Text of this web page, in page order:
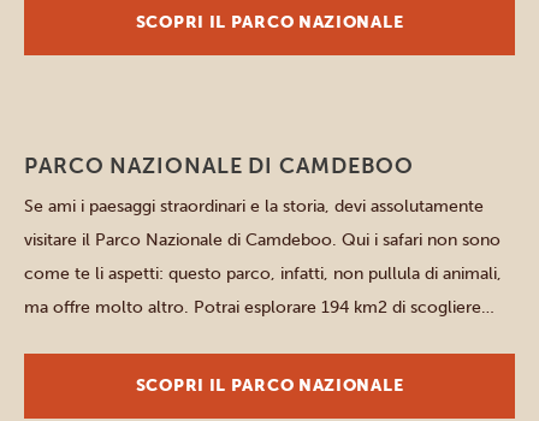
transfrontaliero Kgalagadi, che si sviluppa tra […]
SCOPRI IL PARCO NAZIONALE
Parchi orientali
PARCO NAZIONALE DI CAMDEBOO
Se ami i paesaggi straordinari e la storia, devi assolutamente
visitare il Parco Nazionale di Camdeboo. Qui i safari non sono
come te li aspetti: questo parco, infatti, non pullula di animali,
ma offre molto altro. Potrai esplorare 194 km2 di scogliere
una ricca varietà di […]
SCOPRI IL PARCO NAZIONALE